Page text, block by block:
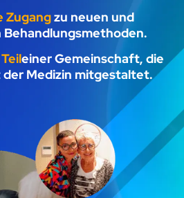
Zugangzu neuen und
einer Gemeinschaft, die
Medizin mitgestaltet.